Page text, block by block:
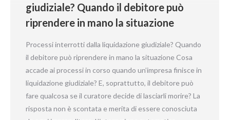
giudiziale? Quando il debitore può
riprendere in mano la situazione
Processi interrotti dalla liquidazione giudiziale? Quando
il debitore può riprendere in mano la situazione Cosa
accade ai processi in corso quando un’impresa finisce in
liquidazione giudiziale? E, soprattutto, il debitore può
fare qualcosa se il curatore decide di lasciarli morire? La
risposta non è scontata e merita di essere conosciuta